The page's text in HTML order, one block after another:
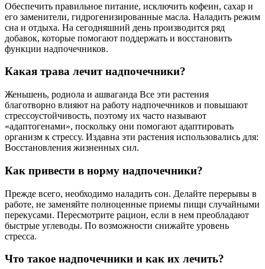
Обеспечить правильное питание, исключить кофеин, сахар и
его заменители, гидрогенизированные масла. Наладить режим
сна и отдыха. На сегодняшний день производится ряд
добавок, которые помогают поддержать и восстановить
функции надпочечников.
Какая трава лечит надпочечники?
Женьшень, родиола и ашваганда Все эти растения
благотворно влияют на работу надпочечников и повышают
стрессоустойчивость, поэтому их часто называют
«адаптогенами», поскольку они помогают адаптировать
организм к стрессу. Издавна эти растения использовались для:
Восстановления жизненных сил.
Как привести в норму надпочечники?
Прежде всего, необходимо наладить сон. Делайте перерывы в
работе, не заменяйте полноценные приемы пищи случайными
перекусами. Пересмотрите рацион, если в нем преобладают
быстрые углеводы. По возможности снижайте уровень
стресса.
Что такое надпочечники и как их лечить?